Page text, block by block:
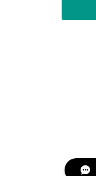
Early Dancehall